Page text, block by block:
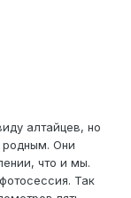
алтайцев, но
родным. Они
что и мы.
Так